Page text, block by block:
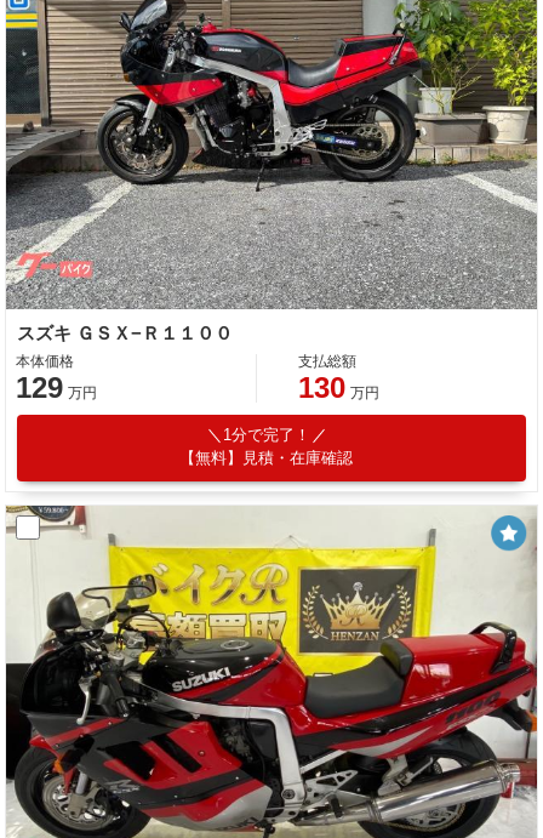
スズキ ＧＳＸ−Ｒ１１００
本体価格
129 万円
支払総額
130 万円
1分で完了！
【無料】見積・在庫確認